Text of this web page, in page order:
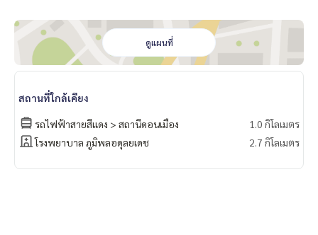
- ตู้เย็น
- ไมโครเวฟ
🔸สิ่งอำนวยความสะดวกภายในโครงการ
-สระว่ายน้ำในร่ม
- ฟิตเนส
-ห้องโยคะ
-ห้องอินเตอร์เน็ต
-ห้องอ่านหนังสือ
ดูแผนที่
สถานที่ใกล้เคียง
รถไฟฟ้าสายสีแดง > สถานีดอนเมือง
1.0 กิโลเมตร
โรงพยาบาล ภูมิพลอดุลยเดช
2.7 กิโลเมตร